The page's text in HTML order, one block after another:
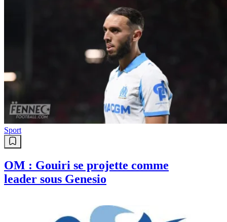
Sport
OM : Gouiri se projette comme
leader sous Genesio